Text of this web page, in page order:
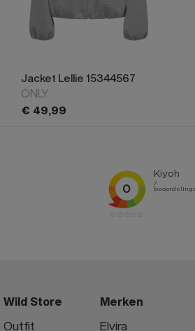
Jacket Lellie 15344567
ONLY
€ 49,99
Wild Store
Outfit
Merken
Elvira